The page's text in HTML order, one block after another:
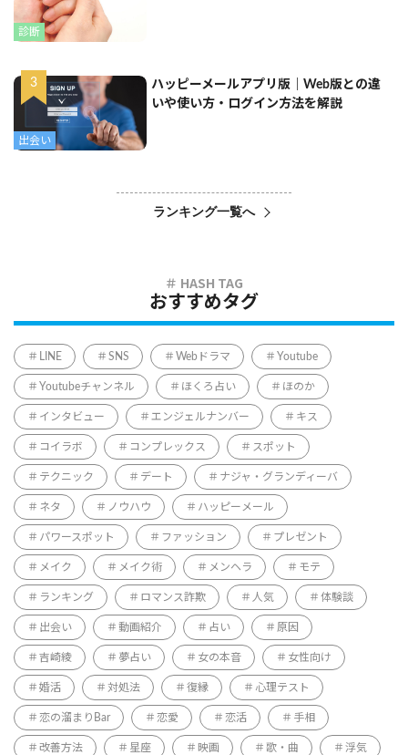
診断
出会い
ハッピーメールアプリ版｜Web版との違
いや使い方・ログイン方法を解説
ランキング一覧へ
おすすめタグ
LINE SNS Webドラマ Youtube
Youtubeチャンネル ほくろ占い ほのか
インタビュー エンジェルナンバー キス
コイラボ コンプレックス スポット
テクニック デート ナジャ・グランディーバ
ネタ ノウハウ ハッピーメール
パワースポット ファッション プレゼント
メイク メイク術 メンヘラ モテ
ランキング ロマンス詐欺 人気 体験談
出会い 動画紹介 占い 原因
吉崎綾 夢占い 女の本音 女性向け
婚活 対処法 復縁 心理テスト
恋の溜まりBar 恋愛 恋活 手相
改善方法 星座 映画 歌・曲 浮気